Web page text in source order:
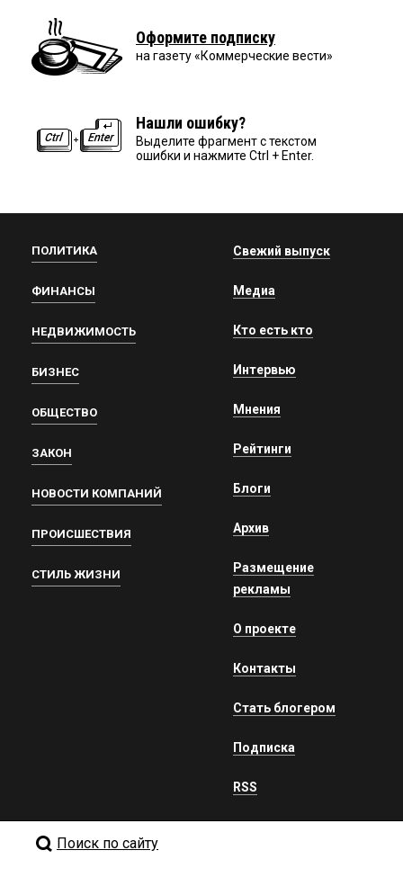
Оформите подписку
на газету «Коммерческие вести»
Нашли ошибку?
Выделите фрагмент с текстом
ошибки и нажмите Ctrl + Enter.
ПОЛИТИКА
ФИНАНСЫ
НЕДВИЖИМОСТЬ
БИЗНЕС
ОБЩЕСТВО
ЗАКОН
НОВОСТИ КОМПАНИЙ
ПРОИСШЕСТВИЯ
СТИЛЬ ЖИЗНИ
Свежий выпуск
Медиа
Кто есть кто
Интервью
Мнения
Рейтинги
Блоги
Архив
Размещение
рекламы
О проекте
Контакты
Стать блогером
Подписка
RSS
Поиск по сайту